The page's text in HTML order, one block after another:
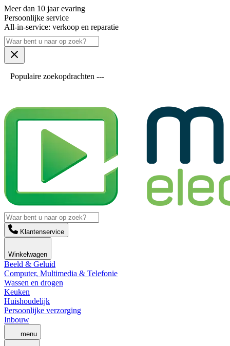
Meer dan 10 jaar evaring
Persoonlijke service
All-in-service: verkoop en reparatie
Populaire zoekopdrachten ---
Klantenservice
Winkelwagen
Beeld & Geluid
Computer, Multimedia & Telefonie
Wassen en drogen
Keuken
Huishoudelijk
Persoonlijke verzorging
Inbouw
menu